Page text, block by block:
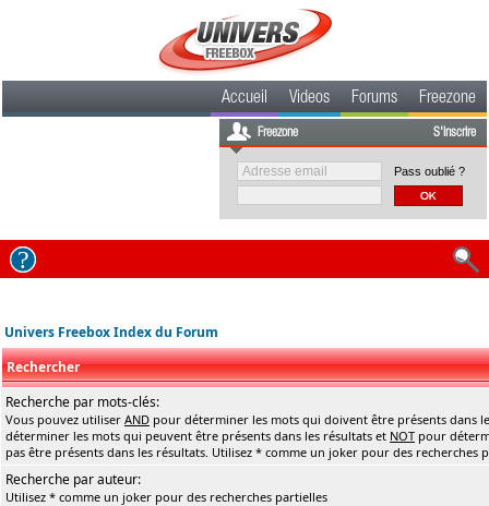
Accueil Videos Forums Freezone
Freezone S'inscrire
Pass oublié ?
Univers Freebox Index du Forum
Rechercher
Recherche par mots-clés:
Vous pouvez utiliser AND pour déterminer les mots qui doivent être présents dans
déterminer les mots qui peuvent être présents dans les résultats et NOT pour
pas être présents dans les résultats. Utilisez * comme un joker pour des recherches
Recherche par auteur:
Utilisez * comme un joker pour des recherches partielles